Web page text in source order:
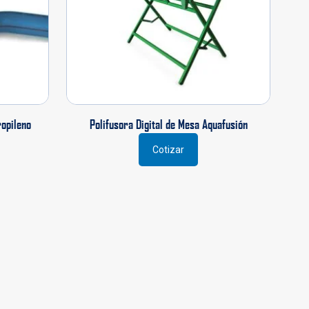
Polifusora Digital de Mesa Aquafusión
Cotizar